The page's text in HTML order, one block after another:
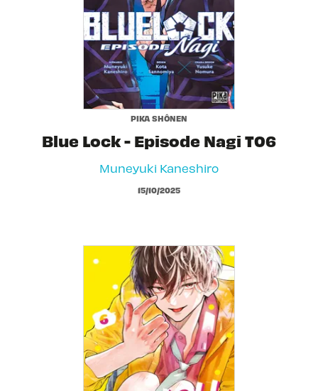
PIKA SHÔNEN
Blue Lock - Episode Nagi T06
Muneyuki Kaneshiro
15/10/2025